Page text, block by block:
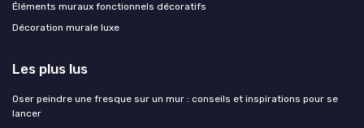
Éléments muraux fonctionnels décoratifs
Décoration murale luxe
Les plus lus
Oser peindre une fresque sur un mur : conseils et inspirations pour se
lancer